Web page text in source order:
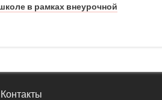
в рамках внеурочной
Контакты